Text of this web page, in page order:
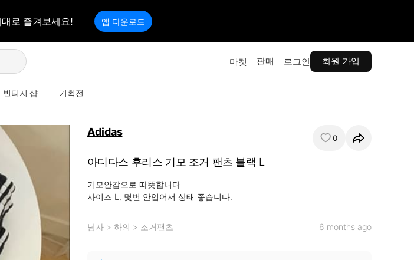
로 즐겨보세요! 앱 다운로드
마켓 판매 로그인 회원 가입
빈티지 샵 기획전
Adidas 0
아디다스 후리스 기모 조거 팬츠 블랙 L
기모안감으로 따뜻합니다
사이즈 L, 몇번 안입어서 상태 좋습니다.
남자> 하의 > 조거팬츠 6 months ago